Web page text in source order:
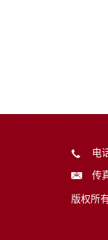
电
传
版权